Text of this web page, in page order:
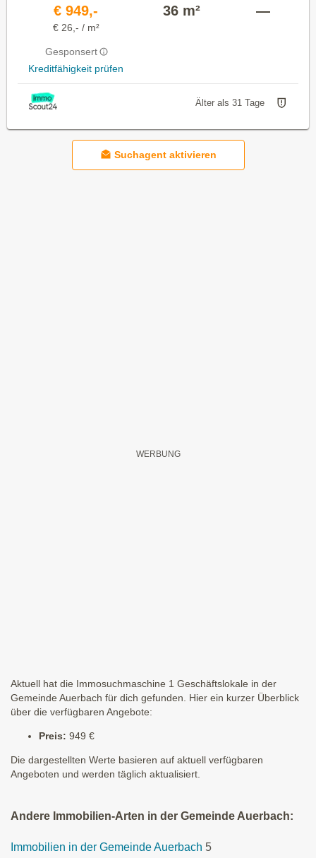
€ 949,-
€ 26,- / m²
Gesponsert
Kreditfähigkeit prüfen
36 m² —
Älter als 31 Tage
Suchagent aktivieren
Aktuell hat die Immosuchmaschine 1 Geschäftslokale in der
Gemeinde Auerbach für dich gefunden. Hier ein kurzer Überblick
über die verfügbaren Angebote:
Preis: 949 €
Die dargestellten Werte basieren auf aktuell verfügbaren
Angeboten und werden täglich aktualisiert.
Andere Immobilien-Arten in der Gemeinde Auerbach:
Immobilien in der Gemeinde Auerbach 5